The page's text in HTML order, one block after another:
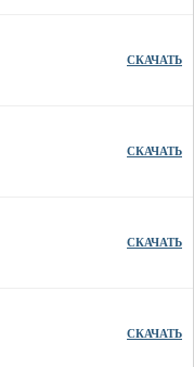
СКАЧАТЬ
СКАЧАТЬ
СКАЧАТЬ
СКАЧАТЬ